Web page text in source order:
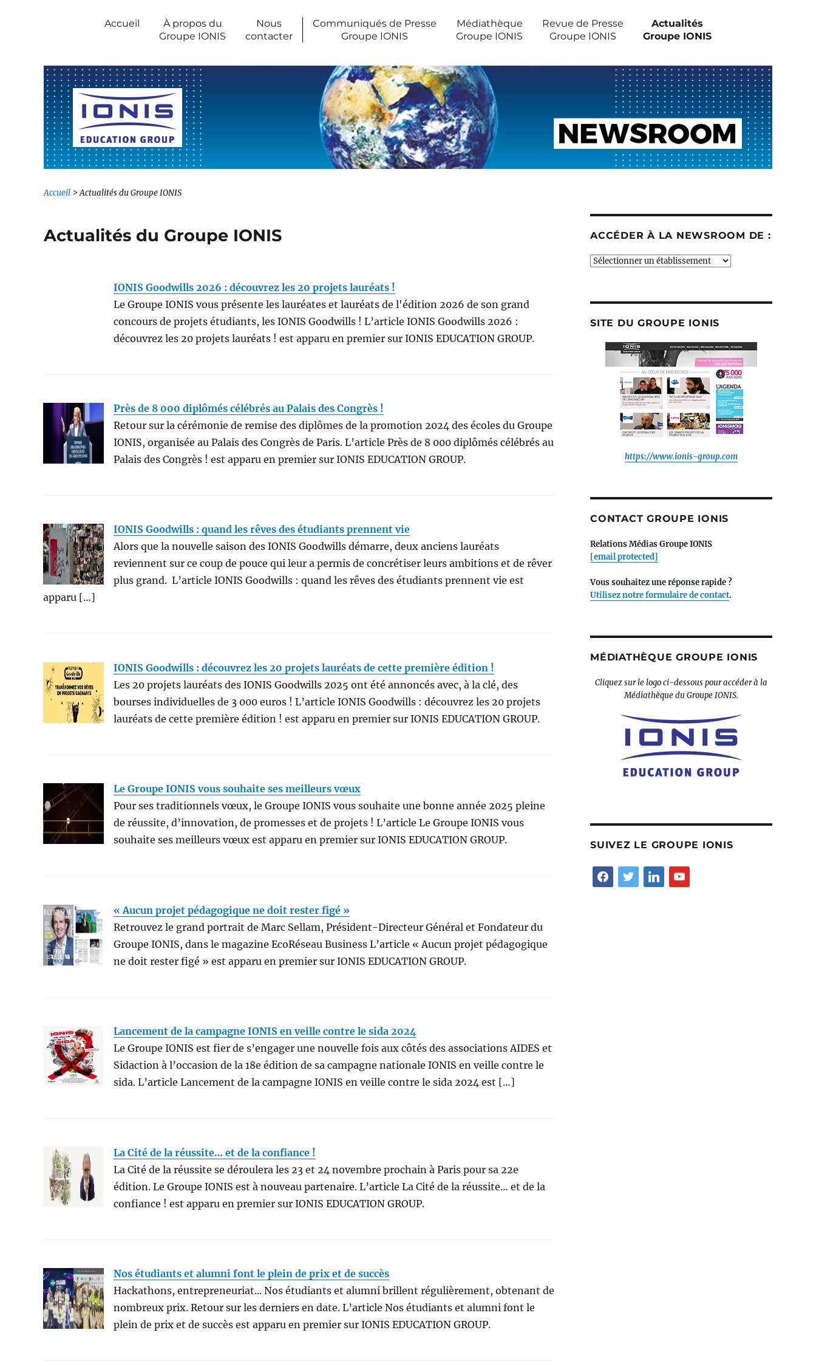
Accueil
À propos du
Groupe IONIS
Nous
contacter
Communiqués de Presse
Groupe IONIS
Médiathèque
Groupe IONIS
Revue de Presse
Groupe IONIS
Actualités
Groupe IONIS
Accueil >Actualités du Groupe IONIS
Actualités du Groupe IONIS
IONIS Goodwills 2026 : découvrez les 20 projets lauréats !
Le Groupe IONIS vous présente les lauréates et lauréats de l'édition 2026 de son grand
concours de projets étudiants, les IONIS Goodwills ! L’article IONIS Goodwills 2026 :
découvrez les 20 projets lauréats ! est apparu en premier sur IONIS EDUCATION GROUP.
Près de 8 000 diplômés célébrés au Palais des Congrès !
Retour sur la cérémonie de remise des diplômes de la promotion 2024 des écoles du Groupe
IONIS, organisée au Palais des Congrès de Paris. L’article Près de 8 000 diplômés célébrés au
Palais des Congrès ! est apparu en premier sur IONIS EDUCATION GROUP.
IONIS Goodwills : quand les rêves des étudiants prennent vie
Alors que la nouvelle saison des IONIS Goodwills démarre, deux anciens lauréats
reviennent sur ce coup de pouce qui leur a permis de concrétiser leurs ambitions et de rêver
plus grand. L’article IONIS Goodwills : quand les rêves des étudiants prennent vie est
apparu […]
IONIS Goodwills : découvrez les 20 projets lauréats de cette première édition !
Les 20 projets lauréats des IONIS Goodwills 2025 ont été annoncés avec, à la clé, des
bourses individuelles de 3 000 euros ! L’article IONIS Goodwills : découvrez les 20 projets
lauréats de cette première édition ! est apparu en premier sur IONIS EDUCATION GROUP.
Le Groupe IONIS vous souhaite ses meilleurs vœux
Pour ses traditionnels vœux, le Groupe IONIS vous souhaite une bonne année 2025 pleine
de réussite, d’innovation, de promesses et de projets ! L’article Le Groupe IONIS vous
souhaite ses meilleurs vœux est apparu en premier sur IONIS EDUCATION GROUP.
« Aucun projet pédagogique ne doit rester figé »
Retrouvez le grand portrait de Marc Sellam, Président-Directeur Général et Fondateur du
Groupe IONIS, dans le magazine EcoRéseau Business L’article « Aucun projet pédagogique
ne doit rester figé » est apparu en premier sur IONIS EDUCATION GROUP.
Lancement de la campagne IONIS en veille contre le sida 2024
Le Groupe IONIS est fier de s’engager une nouvelle fois aux côtés des associations AIDES et
Sidaction à l’occasion de la 18e édition de sa campagne nationale IONIS en veille contre le
sida. L’article Lancement de la campagne IONIS en veille contre le sida 2024 est […]
La Cité de la réussite… et de la confiance !
La Cité de la réussite se déroulera les 23 et 24 novembre prochain à Paris pour sa 22e
édition. Le Groupe IONIS est à nouveau partenaire. L’article La Cité de la réussite… et de la
confiance ! est apparu en premier sur IONIS EDUCATION GROUP.
Nos étudiants et alumni font le plein de prix et de succès
Hackathons, entrepreneuriat... Nos étudiants et alumni brillent régulièrement, obtenant de
nombreux prix. Retour sur les derniers en date. L’article Nos étudiants et alumni font le
plein de prix et de succès est apparu en premier sur IONIS EDUCATION GROUP.
ACCÉDER À LA NEWSROOM DE :
Accéder
:SITE DU GROUPE IONIS
https://www.ionis-group.com
CONTACT GROUPE IONIS
Relations Médias Groupe IONIS
[email protected]
Vous souhaitez une réponse rapide ?
Utilisez notre formulaire de contact.
MÉDIATHÈQUE GROUPE IONIS
Cliquez sur le logo ci-dessous pour accéder à la
Médiathèque du Groupe IONIS.
SUIVEZ LE GROUPE IONIS
facebooktwitter linkedinyoutube